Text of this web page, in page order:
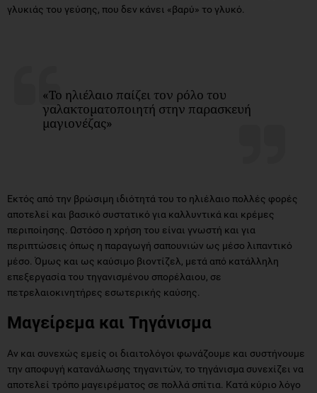
γλυκιάς του γεύσης, που δεν κάνει «βαρύ» το γλυκό.
«Το ηλιέλαιο παίζει τον ρόλο του
γαλακτοματοποιητή στην παρασκευή
μαγιονέζας»
Εκτός από την βρώσιμη ιδιότητά του το ηλιέλαιο πολλές φορές
αποτελεί και βασικό συστατικό για καλλυντικά και κρέμες
περιποίησης. Ωστόσο η χρήση του είναι γνωστή και για
περιπτώσεις όπως η παραγωγή σαπουνιών ως μέσο λιπαντικό
μέσο. Όμως και ως καύσιμο βιοντίζελ, μετά από κατάλληλη
επεξεργασία του τηγανισμένου σπορέλαιου, σε
πετρελαιοκινητήρες εσωτερικής καύσης.
Μαγείρεμα και Τηγάνισμα
Αν και συνεχώς εμείς οι διαιτολόγοι φωνάζουμε και συστήνουμε
την αποφυγή κατανάλωσης τηγανιτών, το τηγάνισμα συνεχίζει να
αποτελεί τρόπο μαγειρέματος σε πολλά σπίτια. Κατά κύριο λόγο